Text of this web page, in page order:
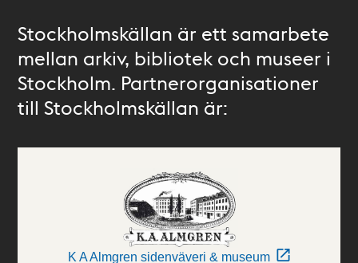
Stockholmskällan är ett samarbete
mellan arkiv, bibliotek och museer i
Stockholm. Partnerorganisationer
till Stockholmskällan är:
K A Almgren sidenväveri & museum